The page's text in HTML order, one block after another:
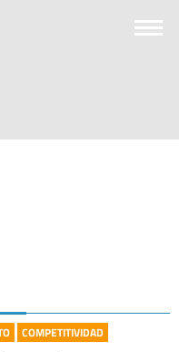
COMPETITIVIDAD